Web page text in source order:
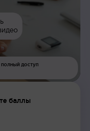
полный доступ
баллы